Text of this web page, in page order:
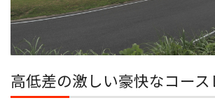
高低差の激しい豪快なコース